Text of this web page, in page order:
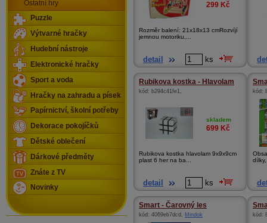
299 Kč
Rozměr balení: 21x18x13 cmRozvíjí
jemnou motoriku,...
detail ks
Rubikova kostka - Hlavolam
kód: b294c41fe1,
skladem
699 Kč
Rubikova kostka hlavolam 9x9x9cm
plast 6 her na ba...
detail ks
kód:
Smart - Čarovný les
kód: 4069eb7dcd , Mindok kód:
Ostatní hry
Puzzle
Výtvarné hračky
Hudební nástroje
Elektronické hračky
Sport a voda
Hračky na zahradu a písek
Papírnictví, školní potřeby
Dekorace pokojíčků
Dětské oblečení
Dárkové předměty
Znáte z TV
Novinky